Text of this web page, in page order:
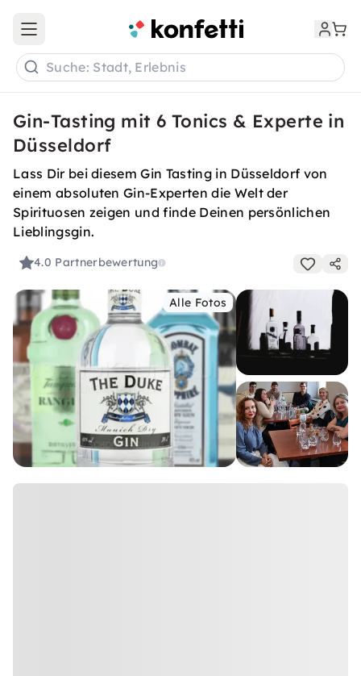
Open main menu
Suche: Stadt, Erlebnis
Gin-Tasting mit 6 Tonics & Experte in
Düsseldorf
Lass Dir bei diesem Gin Tasting in Düsseldorf von
einem absoluten Gin-Experten die Welt der
Spirituosen zeigen und finde Deinen persönlichen
Lieblingsgin.
4.0 Partnerbewertung
Alle Fotos